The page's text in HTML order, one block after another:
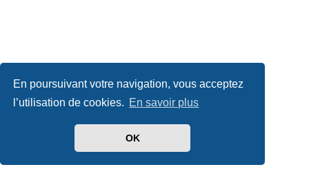
En poursuivant votre navigation, vous acceptez
l’utilisation de cookies. En savoir plus
OK